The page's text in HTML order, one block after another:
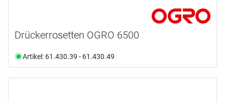
Drückerrosetten OGRO 6500
Artikel: 61.430.39 - 61.430.49